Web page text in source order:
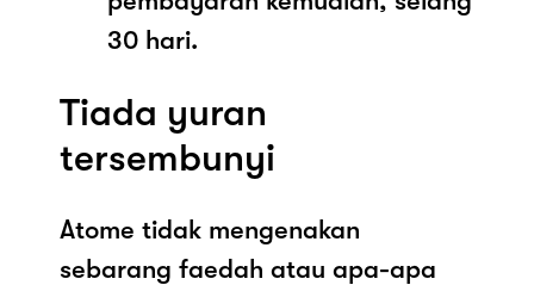
30 hari.
Tiada yuran
tersembunyi
Atome tidak mengenakan
sebarang faedah atau apa-apa